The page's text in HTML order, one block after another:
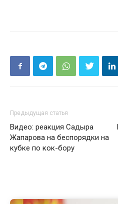
Предыдущая статья
Видео: реакция Садыра
Жапарова на беспорядки на
кубке по кок-бору